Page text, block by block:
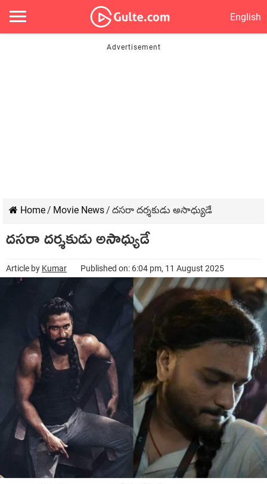
English
Home/ Movie News/ దసరా దర్శకుడు అసాధ్యుడే
దసరా దర్శకుడు అసాధ్యుడే
Article by Kumar Published on: 6:04 pm, 11 August 2025